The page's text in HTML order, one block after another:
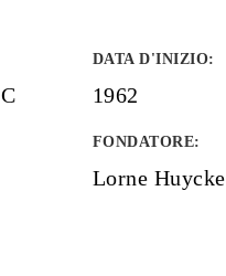
DATA D'INIZIO:
1962
FONDATORE:
Lorne Huycke